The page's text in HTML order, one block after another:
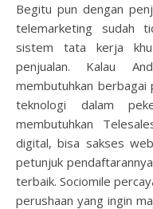
Begitu pun dengan
telemarketing sudah
sistem tata kerja
penjualan. Kalau
membutuhkan
teknologi dalam
membutuhkan
digital, bisa sakses
petunjuk
terbaik. Sociomile
perushaan yang ingin